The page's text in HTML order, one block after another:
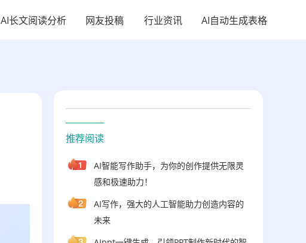
AI长文阅读分析 网友投稿 行业资讯 AI自动生成表格
推荐阅读
AI智能写作助手，为你的创作提供无限灵
感和极速助力！
AI写作，强大的人工智能助力创造内容的
未来